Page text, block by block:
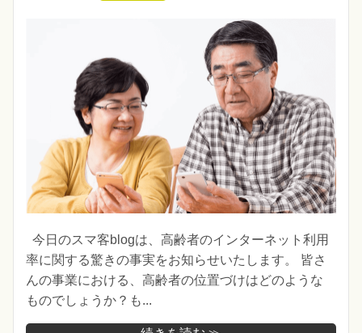
今日のスマ客blogは、高齢者のインターネット利用
率に関する驚きの事実をお知らせいたします。 皆さ
んの事業における、高齢者の位置づけはどのような
ものでしょうか？も...